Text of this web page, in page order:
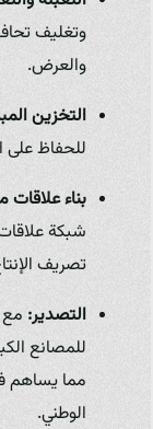
وتغليف
والعرض.
التخزين
للحفاظ على
بناء علاقات
شبكة
تصريف
التصدير:مع
للمصانع
مما يساهم
الوطني.